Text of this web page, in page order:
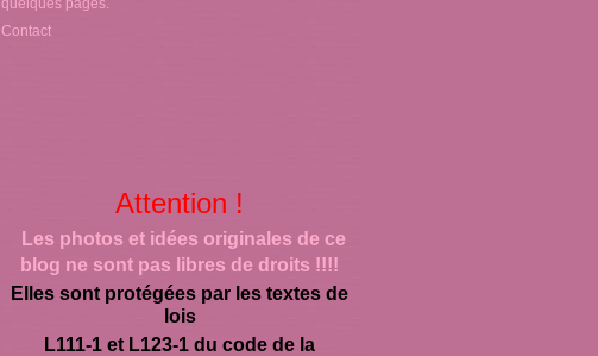
quelques pages.
Contact
Attention !
Les photos et idées originales de ce
blog ne sont pas libres de droits !!!!
Elles sont protégées par les textes de
lois
L111-1 et L123-1 du code de la